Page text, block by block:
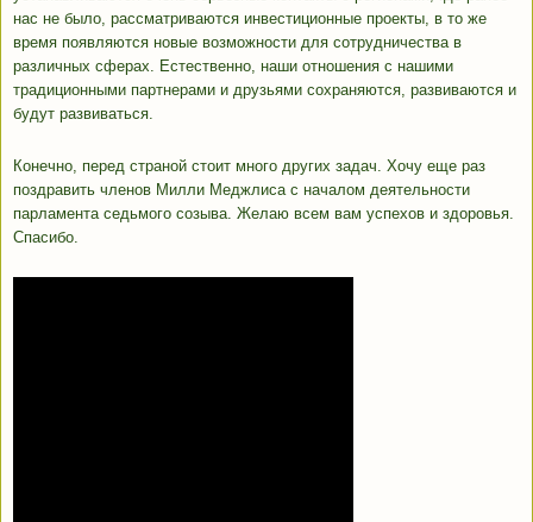
нас не было, рассматриваются инвестиционные проекты, в то же
время появляются новые возможности для сотрудничества в
различных сферах. Естественно, наши отношения с нашими
традиционными партнерами и друзьями сохраняются, развиваются и
будут развиваться.
Конечно, перед страной стоит много других задач. Хочу еще раз
поздравить членов Милли Меджлиса с началом деятельности
парламента седьмого созыва. Желаю всем вам успехов и здоровья.
Спасибо.